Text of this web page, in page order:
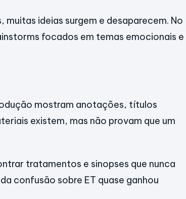
ideias surgem e desaparecem. No
focados em temas emocionais e
mostram anotações, títulos
existem, mas não provam que um
tratamentos e sinopses que nunca
confusão sobre ET quase ganhou